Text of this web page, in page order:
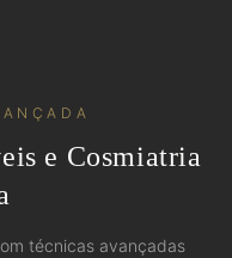
e Cosmiatria
técnicas avançadas